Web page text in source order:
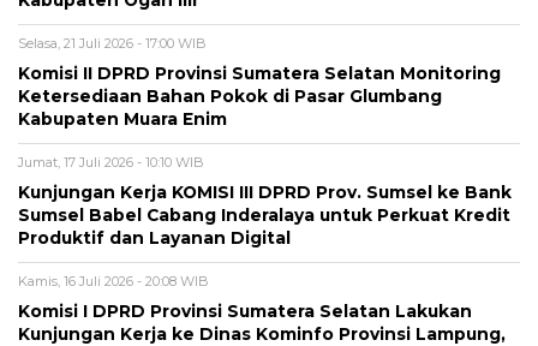
Selasa, 21 Juli 2026 - 17:00 WIB
Komisi II DPRD Provinsi Sumatera Selatan Monitoring
Ketersediaan Bahan Pokok di Pasar Glumbang
Kabupaten Muara Enim
Jumat, 17 Juli 2026 - 10:10 WIB
Kunjungan Kerja KOMISI III DPRD Prov. Sumsel ke Bank
Sumsel Babel Cabang Inderalaya untuk Perkuat Kredit
Produktif dan Layanan Digital
Kamis, 16 Juli 2026 - 20:08 WIB
Komisi I DPRD Provinsi Sumatera Selatan Lakukan
Kunjungan Kerja ke Dinas Kominfo Provinsi Lampung,